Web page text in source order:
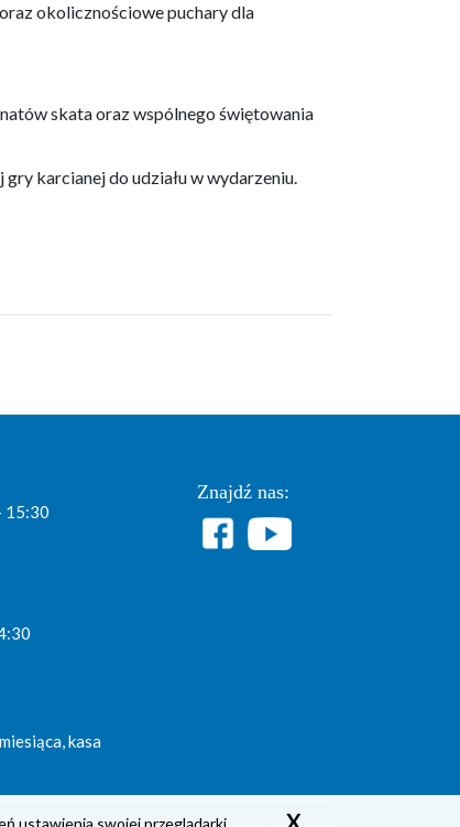
okolicznościowe puchary dla
skata oraz wspólnego świętowania
karcianej do udziału w wydarzeniu.
15:30
kasa
Znajdź nas:
ustawienia swojej przeglądarki. X